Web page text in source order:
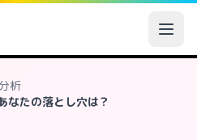
析
なたの落とし穴は？